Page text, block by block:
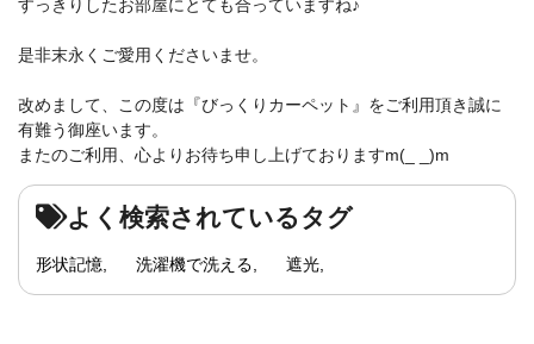
すっきりしたお部屋にとても合っていますね♪
是非末永くご愛用くださいませ。
改めまして、この度は『びっくりカーペット』をご利用頂き誠に
有難う御座います。
またのご利用、心よりお待ち申し上げておりますm(_ _)m
よく検索されているタグ
形状記憶 洗濯機で洗える 遮光